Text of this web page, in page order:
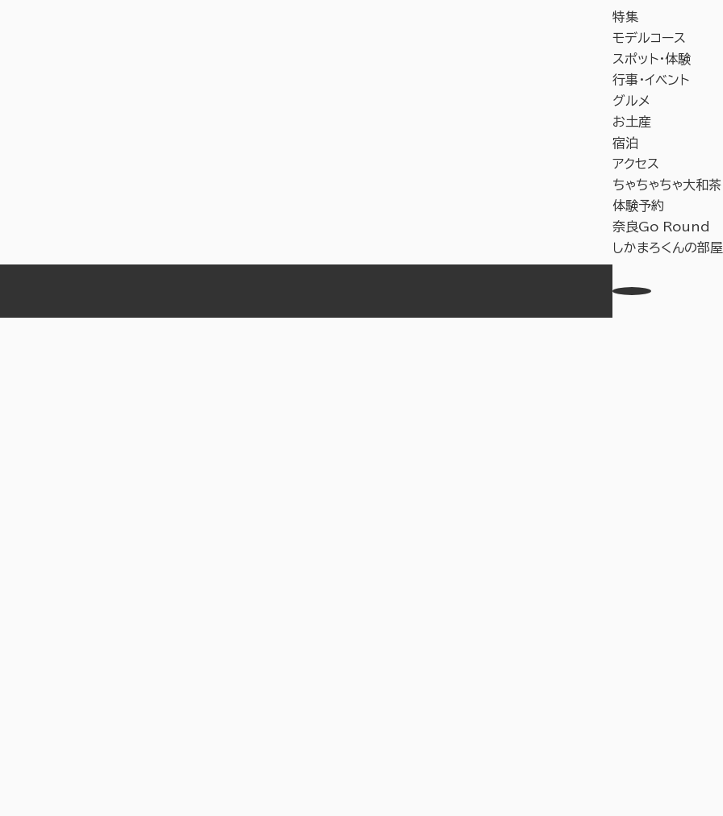
特集
モデルコース
スポット・体験
行事・イベント
グルメ
お土産
宿泊
アクセス
ちゃちゃちゃ大和茶
体験予約
奈良Go Round
しかまろくんの部屋